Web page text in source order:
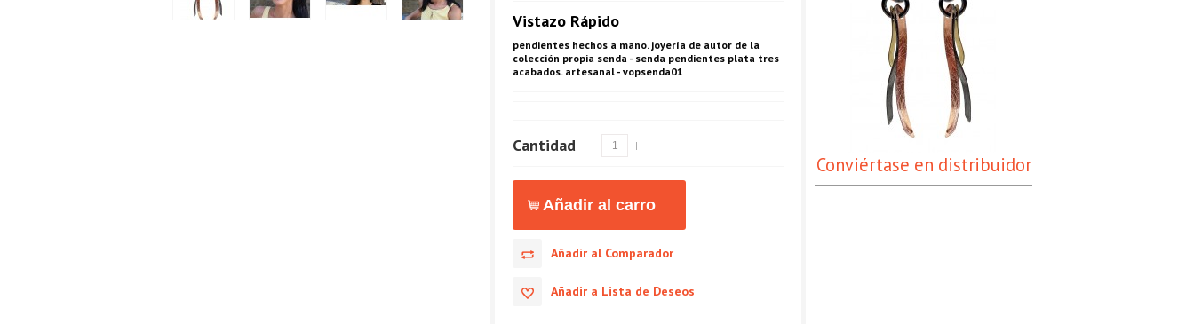
Vistazo Rápido
pendientes hechos a mano. joyería de autor de la
colección propia senda - senda pendientes plata tres
acabados. artesanal - vopsenda01
Cantidad
Añadir al Comparador
Añadir a Lista de Deseos
Conviértase en distribuidor